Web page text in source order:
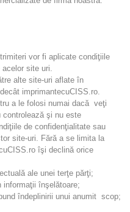
vor fi aplicate condiţiile
site uri.
alte site-uri aflate în
imprimantecuCISS.ro.
a le folosi numai dacă veţi
controlează şi nu este
de confidenţialitate sau
site-uri. Fără a se limita la
îşi declină orice
ale unei terţe părţi;
informaţii înşelătoare;
îndeplinirii unui anumit scop;